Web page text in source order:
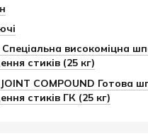
Спеціальна високоміцна
стиків (25 кг)
COMPOUND Готова
стиків ГК (25 кг)